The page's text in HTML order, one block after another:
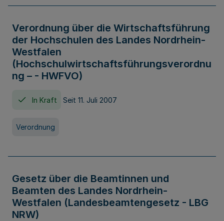
Verordnung über die Wirtschaftsführung
der Hochschulen des Landes Nordrhein-
Westfalen
(Hochschulwirtschaftsführungsverordnu
ng – - HWFVO)
In Kraft Seit 11. Juli 2007
Verordnung
Gesetz über die Beamtinnen und
Beamten des Landes Nordrhein-
Westfalen (Landesbeamtengesetz - LBG
NRW)